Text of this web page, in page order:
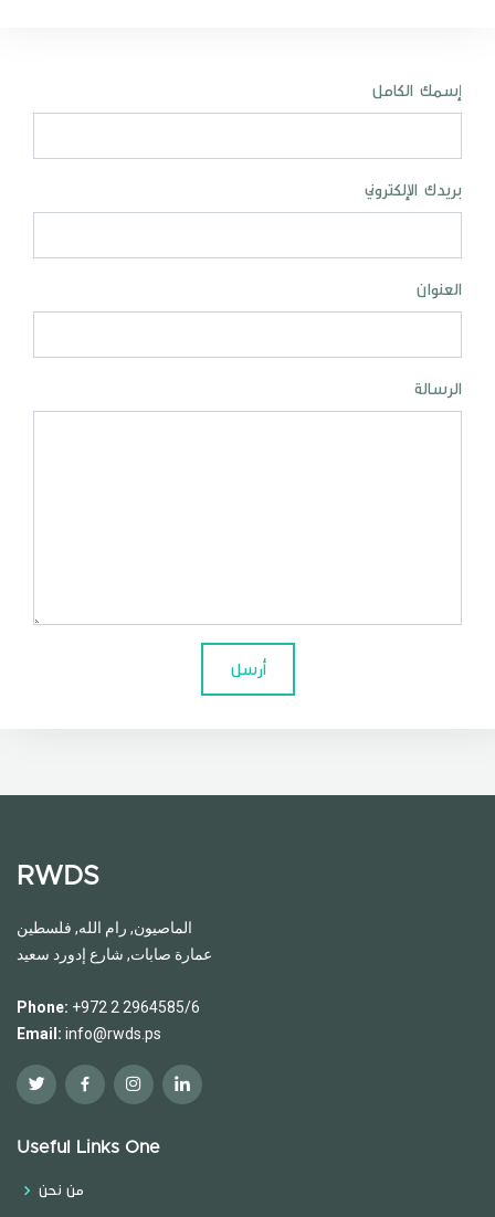
إسمك الكامل
بريدك الإلكتروني
العنوان
الرسالة
أرسل
RWDS
الماصيون, رام الله, فلسطين
عمارة صابات, شارع إدورد سعيد
Phone: +972 2 2964585/6
Email: info@rwds.ps
Useful Links One
من نحن